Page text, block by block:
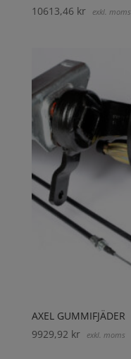
10613,46 kr exkl. moms
AXEL GUMMIFJÄDER
9929,92 kr exkl. moms